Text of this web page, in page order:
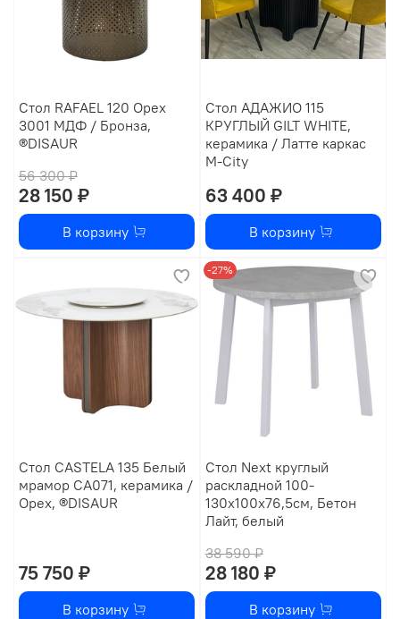
Стол RAFAEL 120 Орех
3001 МДФ / Бронза,
®DISAUR
56 300 ₽
28 150 ₽
В корзину
Стол АДАЖИО 115
КРУГЛЫЙ GILT WHITE,
керамика / Латте каркас
М-City
63 400 ₽
В корзину
Стол CASTELA 135 Белый
мрамор CA071, керамика /
Орех, ®DISAUR
75 750 ₽
В корзину
-27%
Стол Next круглый
раскладной 100-
130x100x76,5см, Бетон
Лайт, белый
38 590 ₽
28 180 ₽
В корзину